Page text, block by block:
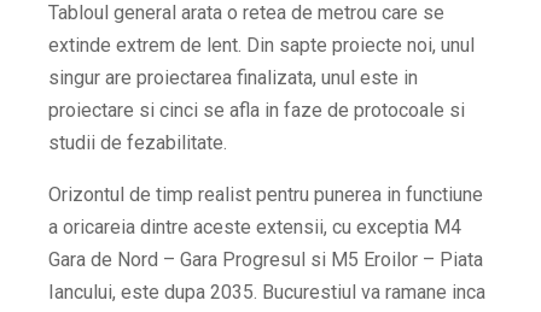
Tabloul general arata o retea de metrou care se
extinde extrem de lent. Din sapte proiecte noi, unul
singur are proiectarea finalizata, unul este in
proiectare si cinci se afla in faze de protocoale si
studii de fezabilitate.
Orizontul de timp realist pentru punerea in functiune
a oricareia dintre aceste extensii, cu exceptia M4
Gara de Nord – Gara Progresul si M5 Eroilor – Piata
Iancului, este dupa 2035. Bucurestiul va ramane inca